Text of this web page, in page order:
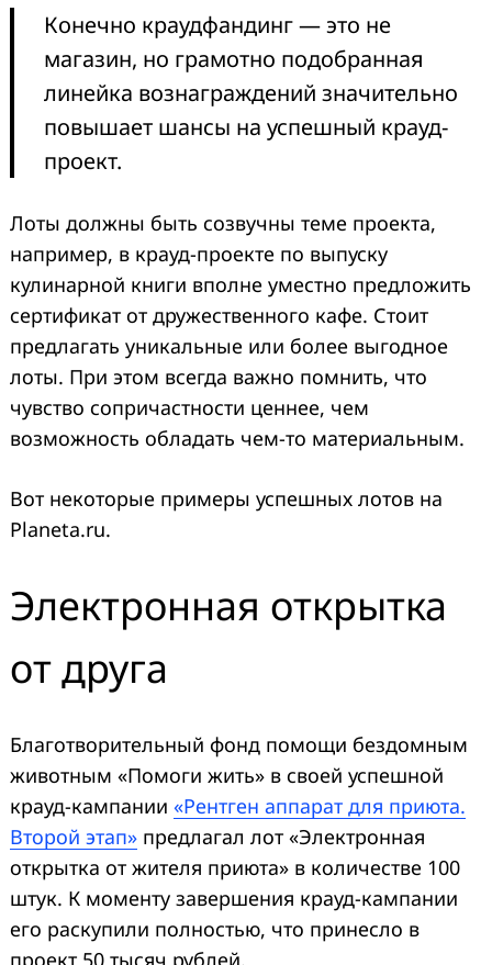
Конечно краудфандинг — это не
магазин, но грамотно подобранная
линейка вознаграждений значительно
повышает шансы на успешный крауд-
проект.
Лоты должны быть созвучны теме проекта,
например, в крауд-проекте по выпуску
кулинарной книги вполне уместно предложить
сертификат от дружественного кафе. Стоит
предлагать уникальные или более выгодное
лоты. При этом всегда важно помнить, что
чувство сопричастности ценнее, чем
возможность обладать чем-то материальным.
Вот некоторые примеры успешных лотов на
Planeta.ru.
Электронная открытка
от друга
Благотворительный фонд помощи бездомным
животным «Помоги жить» в своей успешной
крауд-кампании «Рентген аппарат для приюта.
Второй этап» предлагал лот «Электронная
открытка от жителя приюта» в количестве 100
штук. К моменту завершения крауд-кампании
его раскупили полностью, что принесло в
проект 50 тысяч рублей.